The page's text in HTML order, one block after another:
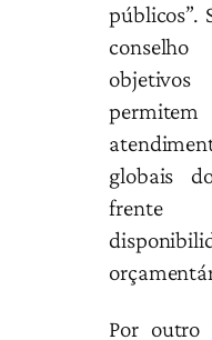
públicos”.
globais
frente
Por